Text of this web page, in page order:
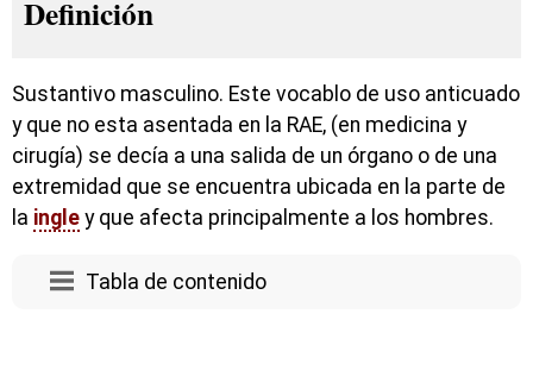
Definición
Sustantivo masculino. Este vocablo de uso anticuado
y que no esta asentada en la RAE, (en medicina y
cirugía) se decía a una salida de un órgano o de una
extremidad que se encuentra ubicada en la parte de
la ingle y que afecta principalmente a los hombres.
Tabla de contenido